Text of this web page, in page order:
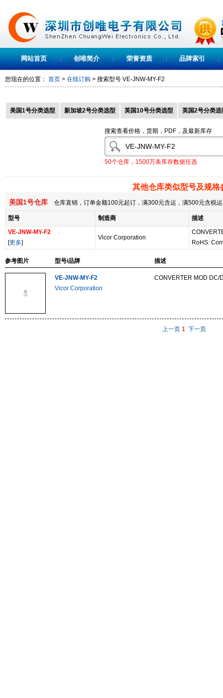
网站首页 创唯简介 荣誉资质 品牌索引
您现在的位置： 首页 > 在线订购 > 搜索型号 VE-JNW-MY-F2
美国1号分类选型 新加坡2号分类选型 英国10号分类选型 英国2号分类选
搜索查看价格，货期，PDF，及最新库存
50个仓库，1500万条库存数据任选
其他仓库类似型号及规格
美国1号仓库 仓库直销，订单金额100元起订，满300元含运，满500元含税
型号 制造商
描述
VE-JNW-MY-F2
[更多]
Vicor Corporation
RoHS:
参考图片 型号/品牌 描述
VE-JNW-MY-F2
Vicor Corporation
CONVERTER MOD DC/
上一页 1 下一页